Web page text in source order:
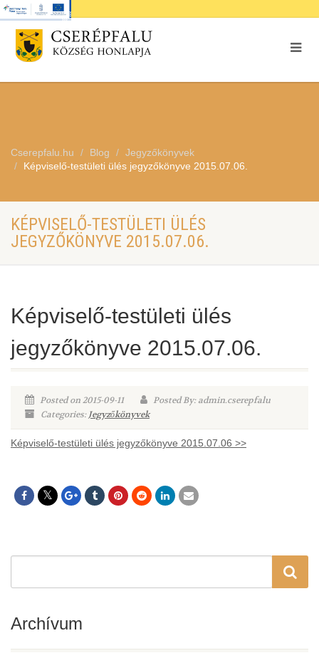
Cserepfalu.hu Blog
Jegyzőkönyvek
Képviselő-testületi ülés jegyzőkönyve 2015.07.06.
KÉPVISELŐ-TESTÜLETI ÜLÉS
JEGYZŐKÖNYVE 2015.07.06.
Képviselő-testületi ülés
jegyzőkönyve 2015.07.06.
Posted on 2015-09-11
Posted By: admin.cserepfalu
Categories:Jegyzőkönyvek
Képviselő-testületi ülés jegyzőkönyve 2015.07.06 >>
Archívum